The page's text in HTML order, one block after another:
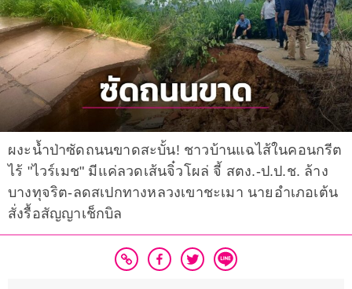
ผงะน้ำป่าซัดถนนขาดสะบั้น! ชาวบ้านแฉไส้ในคอนกรีต
ไร้ "ไวร์เมช" มีแค่ลวดเส้นจิ๋วโผล่ จี้ สตง.-ป.ป.ช. ล้าง
บางทุจริต-ลดสเปกทางหลวงเขาชะเมา นายอำเภอเต้น
สั่งรื้อสัญญาเช็กบิล